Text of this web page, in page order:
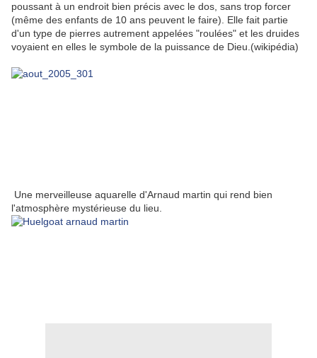
poussant à un endroit bien précis avec le dos, sans trop forcer
(même des enfants de 10 ans peuvent le faire). Elle fait partie
d'un type de pierres autrement appelées "roulées" et les druides
voyaient en elles le symbole de la puissance de Dieu.(wikipédia)
Une merveilleuse aquarelle d'Arnaud martin qui rend bien
l'atmosphère mystérieuse du lieu.